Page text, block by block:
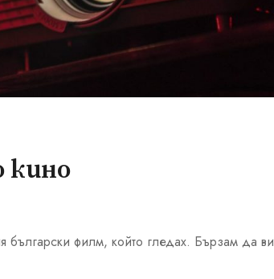
кино
филм, който гледах. Бързам да ви